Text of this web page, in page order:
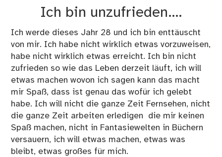
Ich bin unzufrieden….
Ich werde dieses Jahr 28 und ich bin enttäuscht
von mir. Ich habe nicht wirklich etwas vorzuweisen,
habe nicht wirklich etwas erreicht. Ich bin nicht
zufrieden so wie das Leben derzeit läuft, ich will
etwas machen wovon ich sagen kann das macht
mir Spaß, dass ist genau das wofür ich gelebt
habe. Ich will nicht die ganze Zeit Fernsehen, nicht
die ganze Zeit arbeiten erledigen die mir keinen
Spaß machen, nicht in Fantasiewelten in Büchern
versauern, ich will etwas machen, etwas was
bleibt, etwas großes für mich.